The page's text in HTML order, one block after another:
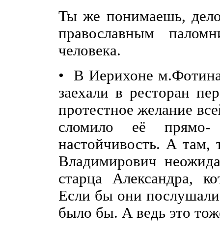
Ты же понимаешь,
православным
человека.
• В Иерихоне м.Фотина
заехали в ресторан
протестное желание
сломило её
настойчивость. А там,
Владимирович
старца Александра,
Если бы они
было бы. А ведь это